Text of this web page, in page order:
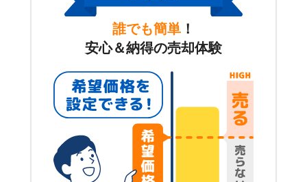
誰でも簡単 ！
安心＆納得の売却体験